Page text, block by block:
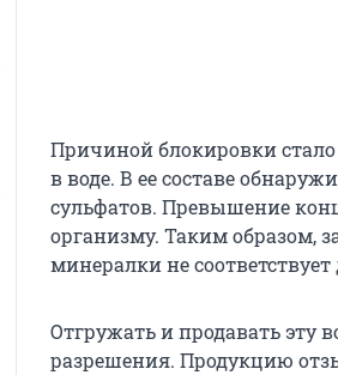
Причиной блокировки
в воде. В ее составе
сульфатов. Превышение
организму. Таким образом,
минералки не соответствует
Отгружать и продавать эту
разрешения. Продукцию